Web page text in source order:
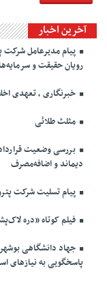
آخرین اخبار
پیام مدیرعامل شرکت
رویان حقیقت و
خبرنگاری ، تعهدی
مثلث طلائی
بررسی وضعیت
دیماند و اضافه‌مصرف
پیام تسلیت شرکت
فیلم کوتاه «دره
جهاد دانشگاهی
پاسخگویی به نیازهای